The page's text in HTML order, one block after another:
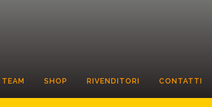
SHOP RIVENDITORI CONTATTI